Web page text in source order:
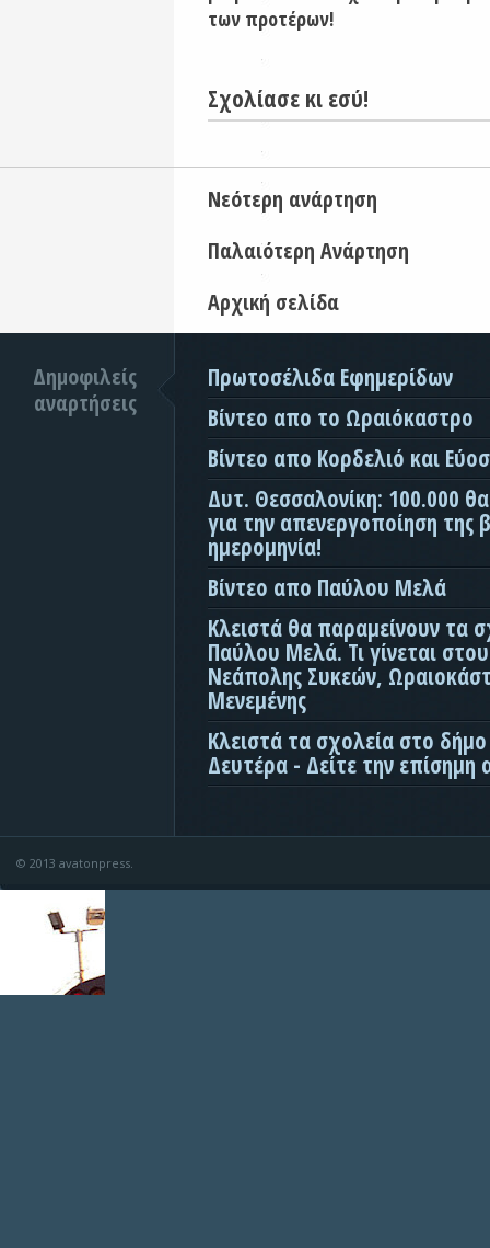
των προτέρων!
Σχολίασε κι εσύ!
Νεότερη ανάρτηση
Παλαιότερη Ανάρτηση
Αρχική σελίδα
Δημοφιλείς
αναρτήσεις
Πρωτοσέλιδα Εφημερίδων
Βίντεο απο το Ωραιόκαστρο
Βίντεο απο Κορδελιό και
Δυτ. Θεσσαλονίκη: 100.000
για την απενεργοποίηση της
ημερομηνία!
Βίντεο απο Παύλου Μελά
Κλειστά θα παραμείνουν τα
Παύλου Μελά. Τι γίνεται
Νεάπολης Συκεών,
Μενεμένης
Κλειστά τα σχολεία στο
Δευτέρα - Δείτε την επίσημη
© 2013 avatonpress.